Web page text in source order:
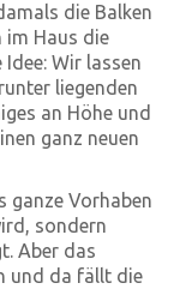
die Balken
im Haus die
Wir lassen
liegenden
an Höhe und
ganz neuen
ganze Vorhaben
sondern
Aber das
und da fällt die